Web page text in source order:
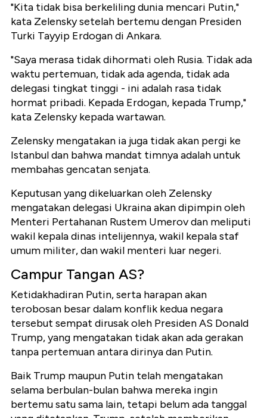
"Kita tidak bisa berkeliling dunia mencari Putin,"
kata Zelensky setelah bertemu dengan Presiden
Turki Tayyip Erdogan di Ankara.
"Saya merasa tidak dihormati oleh Rusia. Tidak ada
waktu pertemuan, tidak ada agenda, tidak ada
delegasi tingkat tinggi - ini adalah rasa tidak
hormat pribadi. Kepada Erdogan, kepada Trump,"
kata Zelensky kepada wartawan.
Zelensky mengatakan ia juga tidak akan pergi ke
Istanbul dan bahwa mandat timnya adalah untuk
membahas gencatan senjata.
Keputusan yang dikeluarkan oleh Zelensky
mengatakan delegasi Ukraina akan dipimpin oleh
Menteri Pertahanan Rustem Umerov dan meliputi
wakil kepala dinas intelijennya, wakil kepala staf
umum militer, dan wakil menteri luar negeri.
Campur Tangan AS?
Ketidakhadiran Putin, serta harapan akan
terobosan besar dalam konflik kedua negara
tersebut sempat dirusak oleh Presiden AS Donald
Trump, yang mengatakan tidak akan ada gerakan
tanpa pertemuan antara dirinya dan Putin.
Baik Trump maupun Putin telah mengatakan
selama berbulan-bulan bahwa mereka ingin
bertemu satu sama lain, tetapi belum ada tanggal